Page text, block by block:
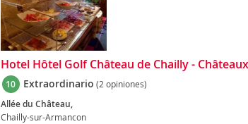
Hotel Hôtel Golf Château de Chailly -
10 Extraordinario (2 opiniones)
Allée du Château,
Chailly-sur-Armancon